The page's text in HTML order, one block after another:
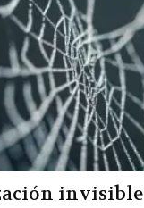
invisible